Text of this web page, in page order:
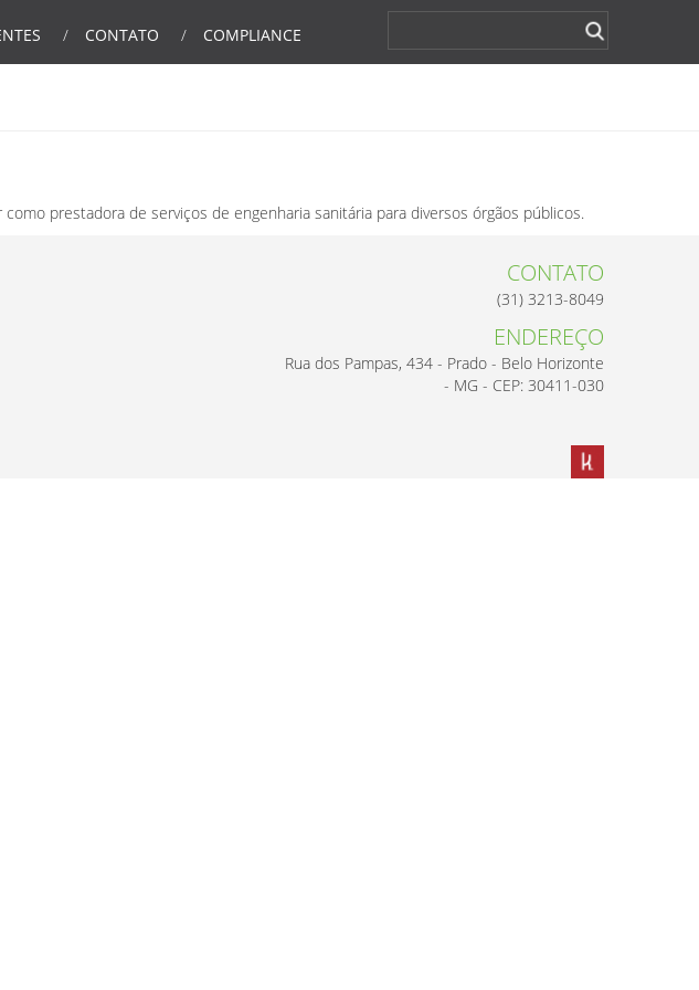
CONTATO COMPLIANCE
prestadora de serviços de engenharia sanitária para diversos órgãos públicos.
CONTATO
(31) 3213-8049
ENDEREÇO
Rua dos Pampas, 434 - Prado - Belo Horizonte
- MG - CEP: 30411-030